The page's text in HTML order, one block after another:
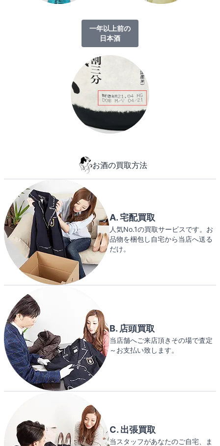
一年以上前の
日本酒
お酒の買取方法
A. 宅配買取
人気No.1の買取サービスです。お
品物を梱包し自宅から当店へ送る
だけ。
B. 店頭買取
当店舗へご来店頂きその場で査定
～お支払い致します。
C. 出張買取
当スタッフがあなたのご自宅、ま